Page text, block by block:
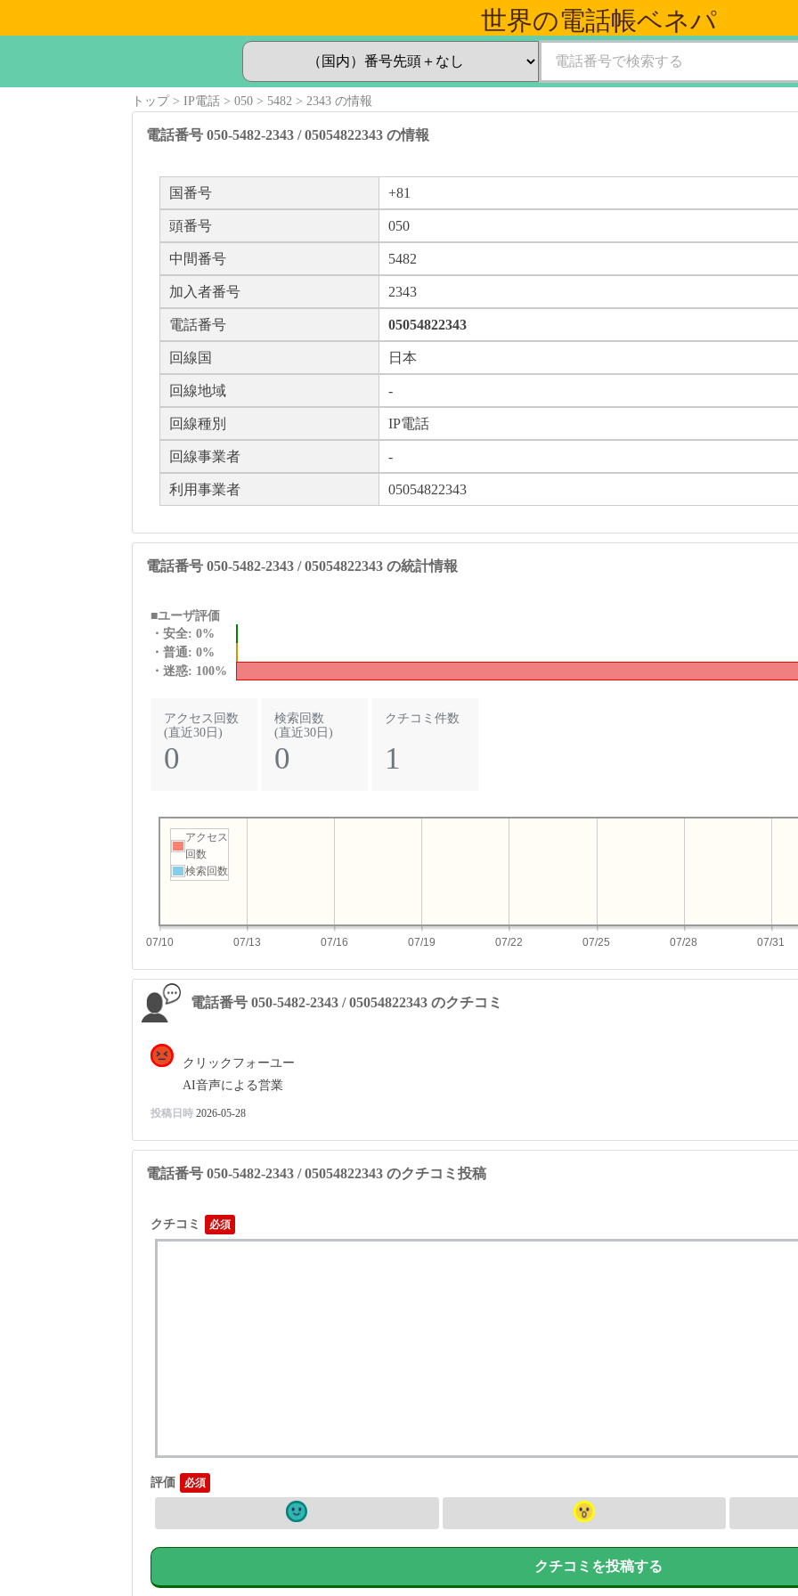
世界の電話帳ベネパ
トップ IP電話 050 5482 2343 の情報
電話番号 050-5482-2343 / 05054822343 の情報
国番号 +81
頭番号 050
中間番号 5482
加入者番号 2343
電話番号 05054822343
回線国 日本
回線地域 -
回線種別 IP電話
回線事業者 -
利用事業者 05054822343
電話番号 050-5482-2343 / 05054822343 の統計情報
■ユーザ評価
・安全: 0%
・普通: 0%
・迷惑: 100%
アクセス回数
(直近30日)
0
検索回数
(直近30日)
0
クチコミ件数
1
07/10 07/13 07/16 07/19 07/22 07/25 07/28 07/31
アクセス
回数
検索回数
電話番号 050-5482-2343 / 05054822343 のクチコミ
クリックフォーユー
AI音声による営業
投稿日時 2026-05-28
電話番号 050-5482-2343 / 05054822343 のクチコミ投稿
クチコミ
評価